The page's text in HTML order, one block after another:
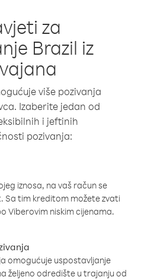
za
Brazil iz
više pozivanja
Izaberite jedan od
i jeftinih
pozivanja:
iznosa, na vaš račun se
Sa tim kreditom možete zvati
Viberovim niskim cijenama.
omogućuje uspostavljanje
željeno odredište u trajanju od